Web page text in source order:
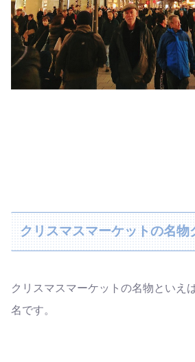
クリスマスマーケットの名物
クリスマスマーケットの名物といえ
名です。